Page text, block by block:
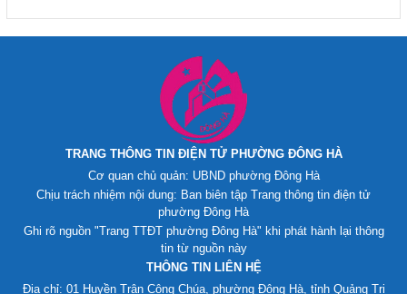
TRANG THÔNG TIN ĐIỆN TỬ PHƯỜNG ĐÔNG HÀ
Cơ quan chủ quản: UBND phường Đông Hà
Chịu trách nhiệm nội dung: Ban biên tập Trang thông tin điện tử
phường Đông Hà
Ghi rõ nguồn "Trang TTĐT phường Đông Hà" khi phát hành lại thông
tin từ nguồn này
THÔNG TIN LIÊN HỆ
Địa chỉ: 01 Huyền Trân Công Chúa, phường Đông Hà, tỉnh Quảng Trị